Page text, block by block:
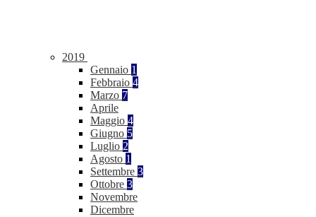
2019
Gennaio 1
Febbraio 4
Marzo 7
Aprile
Maggio 4
Giugno 5
Luglio 2
Agosto 1
Settembre 3
Ottobre 3
Novembre
Dicembre